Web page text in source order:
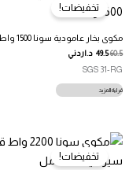
تخفيضات!
مكوى بخار عامودية سونا 1500 واط
60.5
49.5 د.اردني
SGS 31-RG
قراءة المزيد
تخفيضات!